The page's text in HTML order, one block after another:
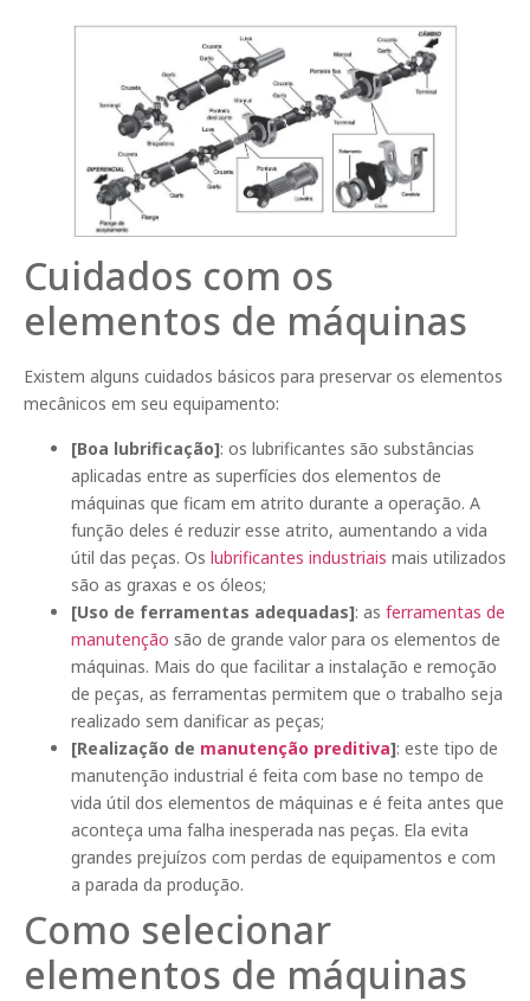
Cuidados com os
elementos de máquinas
Existem alguns cuidados básicos para preservar os elementos
mecânicos em seu equipamento:
[Boa lubrificação]: os lubrificantes são substâncias
aplicadas entre as superfícies dos elementos de
máquinas que ficam em atrito durante a operação. A
função deles é reduzir esse atrito, aumentando a vida
útil das peças. Os lubrificantes industriais mais utilizados
são as graxas e os óleos;
[Uso de ferramentas adequadas]: as ferramentas de
manutenção são de grande valor para os elementos de
máquinas. Mais do que facilitar a instalação e remoção
de peças, as ferramentas permitem que o trabalho seja
realizado sem danificar as peças;
[Realização de manutenção preditiva]: este tipo de
manutenção industrial é feita com base no tempo de
vida útil dos elementos de máquinas e é feita antes que
aconteça uma falha inesperada nas peças. Ela evita
grandes prejuízos com perdas de equipamentos e com
a parada da produção.
Como selecionar
elementos de máquinas